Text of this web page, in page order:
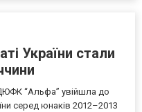
України стали
“Альфа” увійшла до
серед юнаків 2012–2013